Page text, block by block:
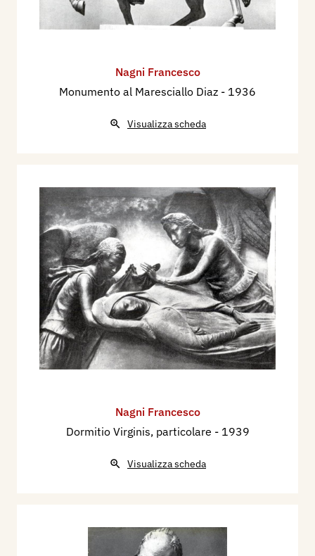
Nagni Francesco
Monumento al Maresciallo Diaz - 1936
Visualizza scheda
Nagni Francesco
Dormitio Virginis, particolare - 1939
Visualizza scheda